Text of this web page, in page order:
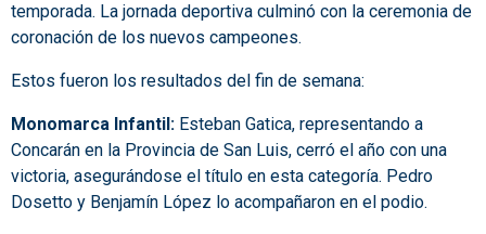
temporada. La jornada deportiva culminó con la ceremonia de
coronación de los nuevos campeones.
Estos fueron los resultados del fin de semana:
Monomarca Infantil: Esteban Gatica, representando a
Concarán en la Provincia de San Luis, cerró el año con una
victoria, asegurándose el título en esta categoría. Pedro
Dosetto y Benjamín López lo acompañaron en el podio.